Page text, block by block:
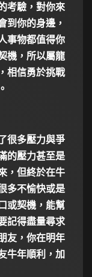
考驗，對你來
到你的身邊，
事物都值得你
機，所以屬龍
相信勇於挑戰
很多壓力與爭
的壓力甚至是
，但終於在牛
多不愉快或是
或契機，能幫
記得盡量尋求
友，你在明年
牛年順利，加